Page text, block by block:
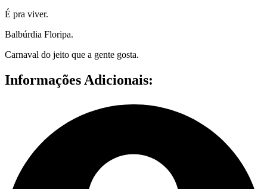
É pra viver.
Balbúrdia Floripa.
Carnaval do jeito que a gente gosta.
Informações Adicionais: